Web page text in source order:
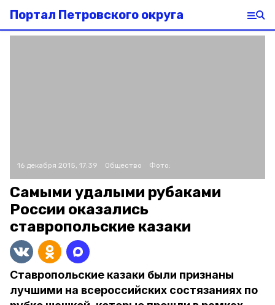
Портал Петровского округа
16 декабря 2015, 17:39 Общество Фото:
Самыми удалыми рубаками
России оказались
ставропольские казаки
Ставропольские казаки были признаны
лучшими на всероссийских состязаниях по